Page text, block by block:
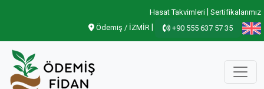
Hasat Takvimleri Sertifikalarımız
Ödemiş / İZMİR
+90 555 637 57 35